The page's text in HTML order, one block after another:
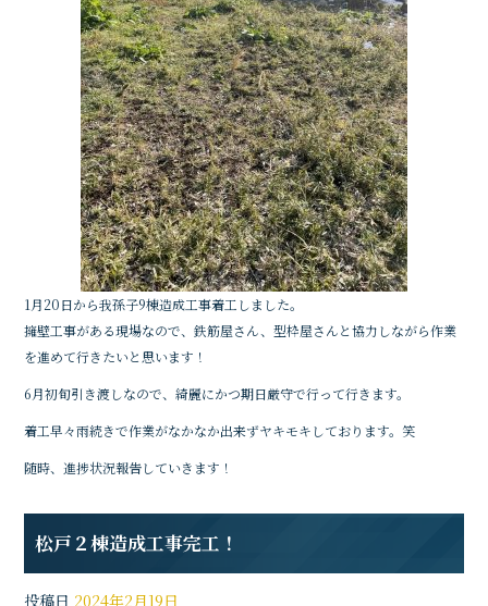
1月20日から我孫子9棟造成工事着工しました。
擁壁工事がある現場なので、鉄筋屋さん、型枠屋さんと協力しながら作業
を進めて行きたいと思います！
6月初旬引き渡しなので、綺麗にかつ期日厳守で行って行きます。
着工早々雨続きで作業がなかなか出来ずヤキモキしております。笑
随時、進捗状況報告していきます！
松戸２棟造成工事完工！
投稿日 2024年2月19日